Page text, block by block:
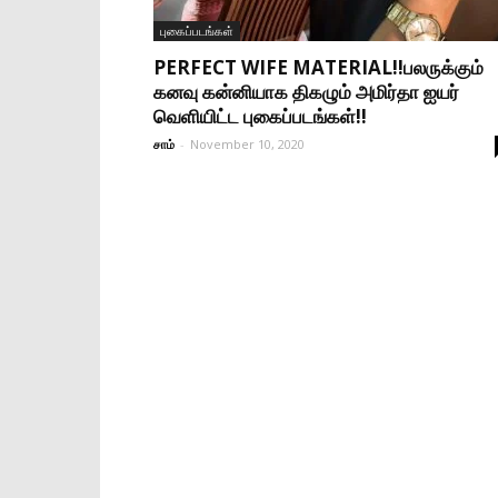
புகைப்படங்கள்
PERFECT WIFE MATERIAL!!பலருக்கும்
கனவு கன்னியாக திகழும் அமிர்தா ஐயர்
வெளியிட்ட புகைப்படங்கள்!!
சாம் - November 10, 2020